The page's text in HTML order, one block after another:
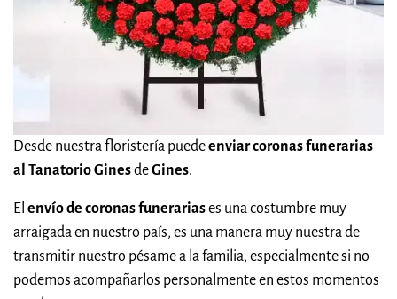
Desde nuestra floristería puedeenviar coronas funerarias
al Tanatorio GinesdeGines.
El envío de coronas funerariases una costumbre muy
arraigada en nuestro país, es una manera muy nuestra de
transmitir nuestro pésame a la familia, especialmente si no
podemos acompañarlos personalmente en estos momentos